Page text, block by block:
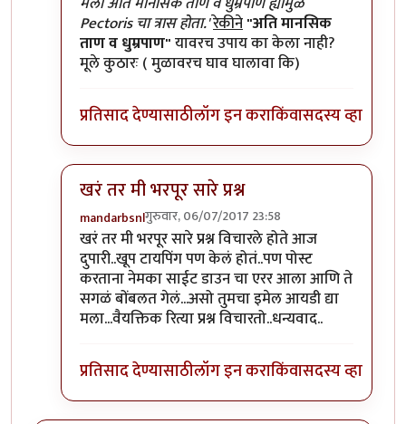
Pectoris चा त्रास होता.' रेकीने"अति मानसिक
ताण व धुम्रपाण"यावरच उपाय का केला नाही?
मूले कुठारः ( मुळावरच घाव घालावा कि)
प्रतिसाद देण्यासाठीलॉग इन कराकिंवासदस्य व्हा
खरं तर मी भरपूर सारे प्रश्न
mandarbsnlगुरुवार, 06/07/2017 23:58
In reply toहा लेख वाचल्यावर कुतुहलby
खरं तर मी भरपूर सारे प्रश्न विचारले होते आज
दुपारी..खूप टायपिंग पण केलं होतं..पण पोस्ट
करताना नेमका साईट डाउन चा एरर आला आणि ते
सगळं बोंबलत गेलं...असो तुमचा इमेल आयडी द्या
मला...वैयक्तिक रित्या प्रश्न विचारतो..धन्यवाद..
प्रतिसाद देण्यासाठीलॉग इन कराकिंवासदस्य व्हा